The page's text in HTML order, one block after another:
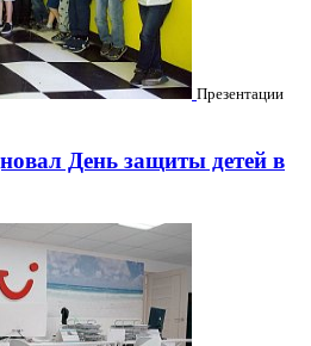
Презентации
День защиты детей в